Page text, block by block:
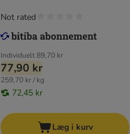
Individuelt89,70 kr
77,90 kr
259,70 kr / kg
72,45 kr
Not rated
Læg i kurv